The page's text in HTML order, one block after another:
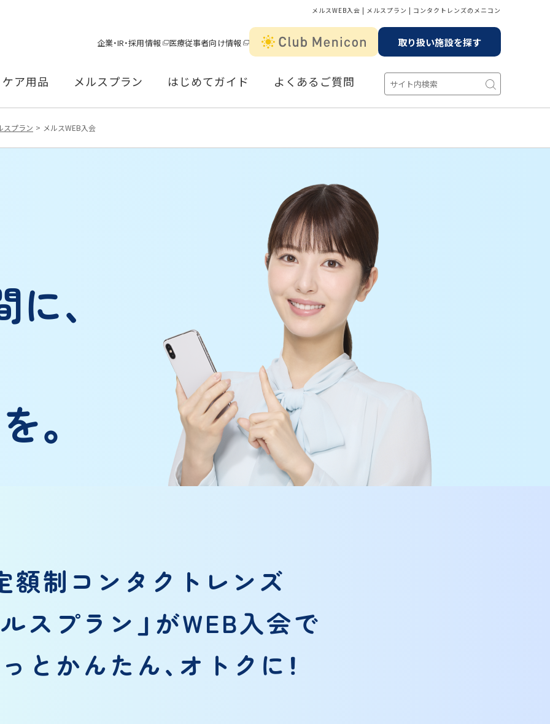
メルスWEB入会 | メルスプラン | コンタクトレンズのメニコン
企業・IR・採用情報 医療従事者向け情報 取り扱い施設を探す
ケア用品 メルスプラン はじめてガイド よくあるご質問
スプラン メルスWEB入会
、
。
額制コンタクトレンズ
スプラン」がWEB入会で
とかんたん、オトクに！